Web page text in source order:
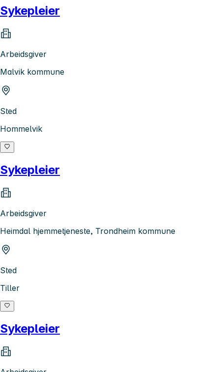
Sykepleier
Arbeidsgiver
Malvik kommune
Sted
Hommelvik
Sykepleier
Arbeidsgiver
Heimdal hjemmetjeneste, Trondheim kommune
Sted
Tiller
Sykepleier